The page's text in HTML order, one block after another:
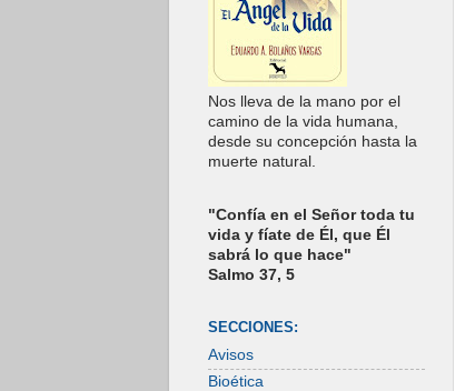
Nos lleva de la mano por el
camino de la vida humana,
desde su concepción hasta la
muerte natural.
"Confía en el Señor toda tu
vida y fíate de Él, que Él
sabrá lo que hace"
Salmo 37, 5
SECCIONES:
Avisos
Bioética